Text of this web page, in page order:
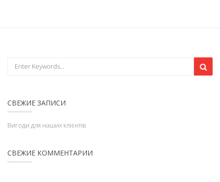
СВЕЖИЕ ЗАПИСИ
Вигоди для наших клієнтів
СВЕЖИЕ КОММЕНТАРИИ